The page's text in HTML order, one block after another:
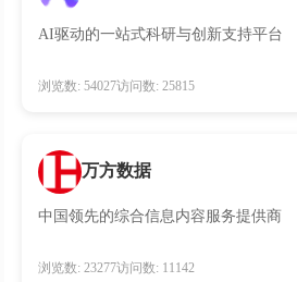
AI驱动的一站式科研与创新支持平台
浏览数: 54027访问数: 25815
万方数据
中国领先的综合信息内容服务提供商
浏览数: 23277访问数: 11142